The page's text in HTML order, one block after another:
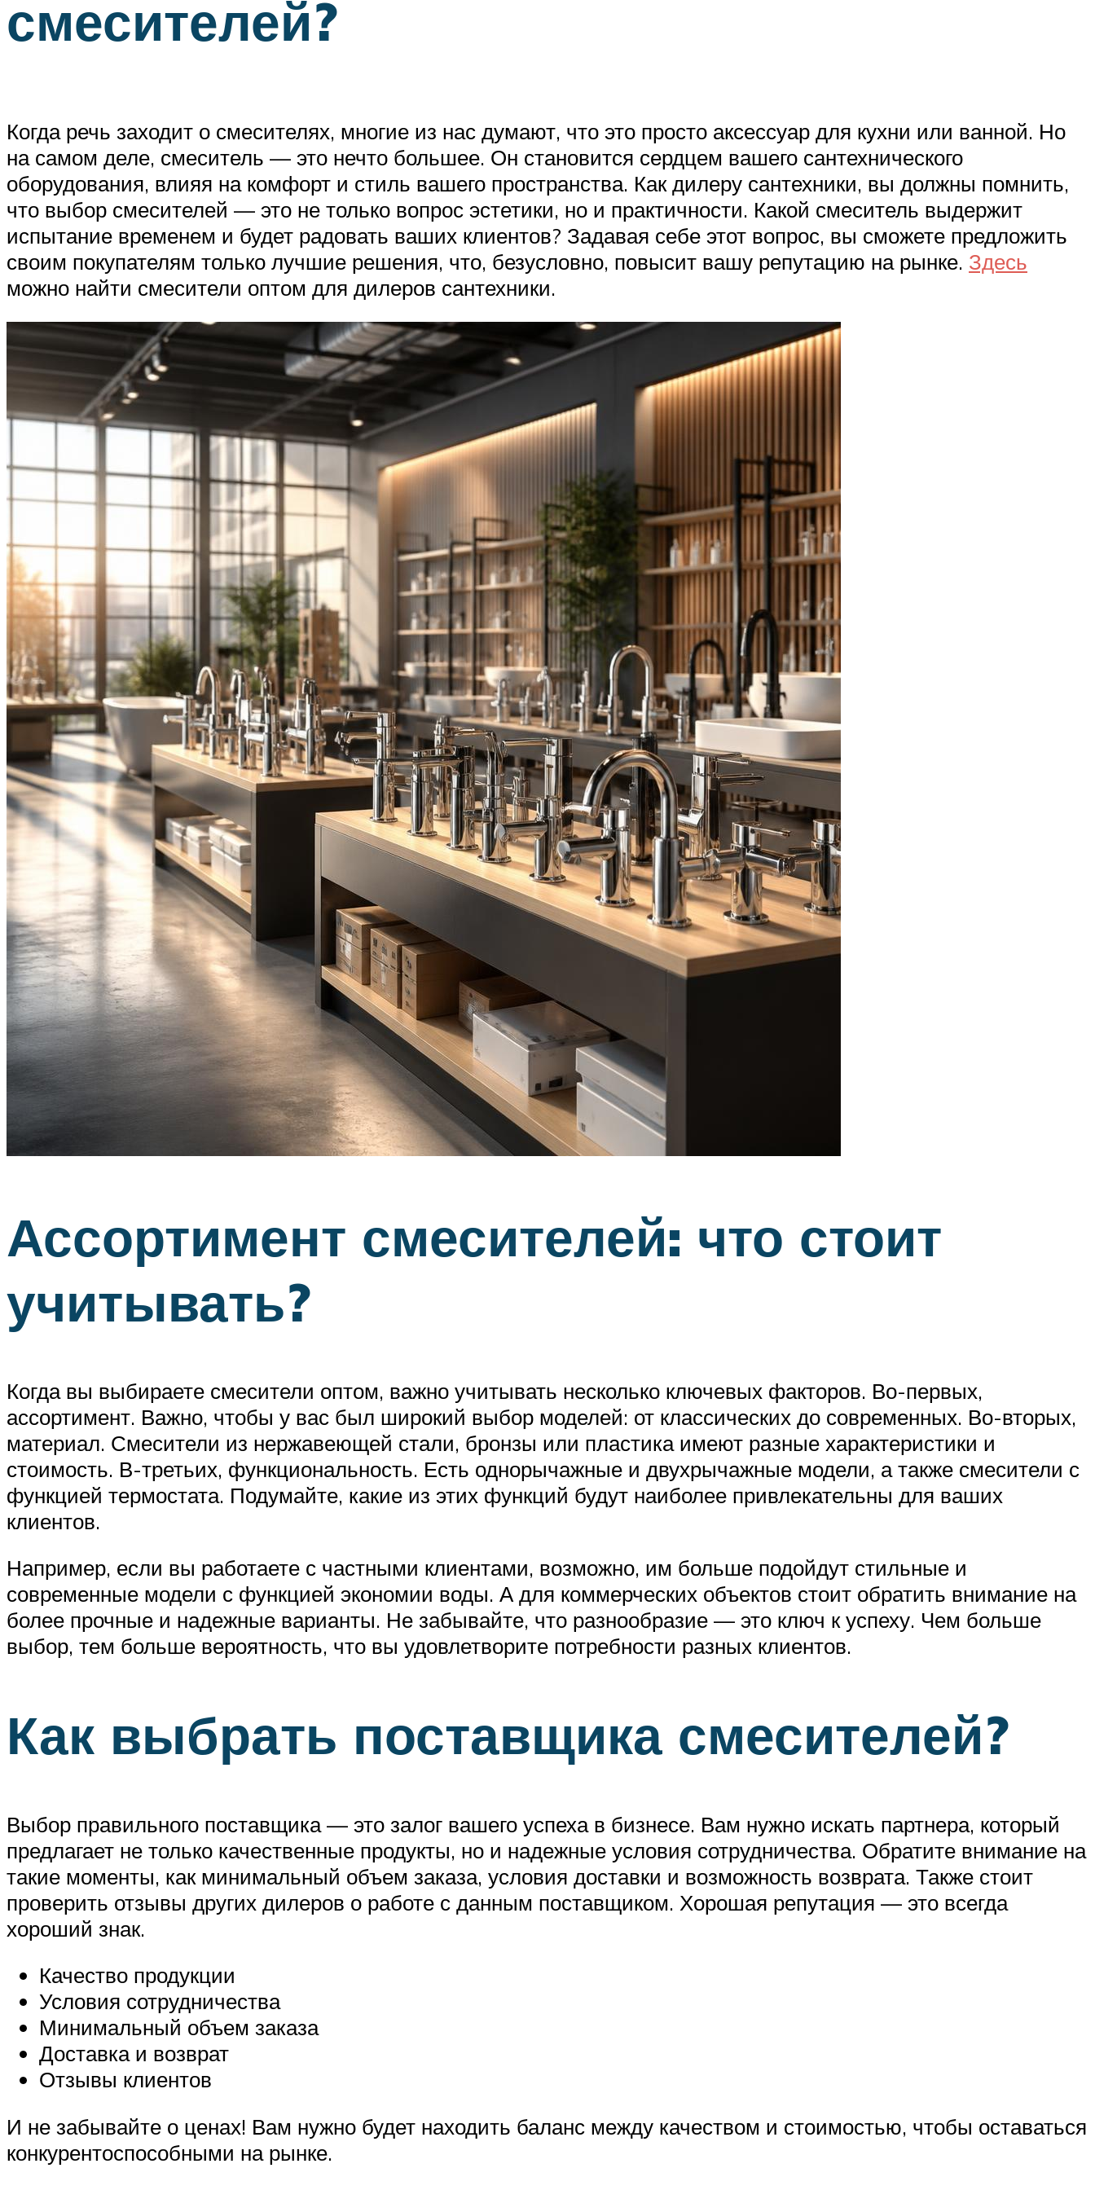
смесителей?
Когда речь заходит о смесителях, многие из нас думают, что это просто аксессуар для кухни или ванной. Но
на самом деле, смеситель — это нечто большее. Он становится сердцем вашего сантехнического
оборудования, влияя на комфорт и стиль вашего пространства. Как дилеру сантехники, вы должны помнить,
что выбор смесителей — это не только вопрос эстетики, но и практичности. Какой смеситель выдержит
испытание временем и будет радовать ваших клиентов? Задавая себе этот вопрос, вы сможете предложить
своим покупателям только лучшие решения, что, безусловно, повысит вашу репутацию на рынке. Здесь
можно найти смесители оптом для дилеров сантехники.
Ассортимент смесителей: что стоит
учитывать?
Когда вы выбираете смесители оптом, важно учитывать несколько ключевых факторов. Во-первых,
ассортимент. Важно, чтобы у вас был широкий выбор моделей: от классических до современных. Во-вторых,
материал. Смесители из нержавеющей стали, бронзы или пластика имеют разные характеристики и
стоимость. В-третьих, функциональность. Есть однорычажные и двухрычажные модели, а также смесители с
функцией термостата. Подумайте, какие из этих функций будут наиболее привлекательны для ваших
клиентов.
Например, если вы работаете с частными клиентами, возможно, им больше подойдут стильные и
современные модели с функцией экономии воды. А для коммерческих объектов стоит обратить внимание на
более прочные и надежные варианты. Не забывайте, что разнообразие — это ключ к успеху. Чем больше
выбор, тем больше вероятность, что вы удовлетворите потребности разных клиентов.
Как выбрать поставщика смесителей?
Выбор правильного поставщика — это залог вашего успеха в бизнесе. Вам нужно искать партнера, который
предлагает не только качественные продукты, но и надежные условия сотрудничества. Обратите внимание на
такие моменты, как минимальный объем заказа, условия доставки и возможность возврата. Также стоит
проверить отзывы других дилеров о работе с данным поставщиком. Хорошая репутация — это всегда
хороший знак.
Качество продукции
Условия сотрудничества
Минимальный объем заказа
Доставка и возврат
Отзывы клиентов
И не забывайте о ценах! Вам нужно будет находить баланс между качеством и стоимостью, чтобы оставаться
конкурентоспособными на рынке.